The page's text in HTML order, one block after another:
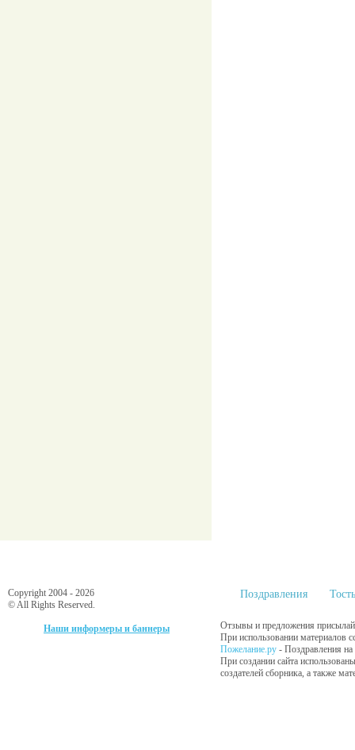
Copyright 2004 - 2026
© All Rights Reserved.
Наши информеры и баннеры
Поздравления
Отзывы и предложения
При использовании материалов
Пожелание.ру - Поздравления
При создании сайта
создателей сборника, а также